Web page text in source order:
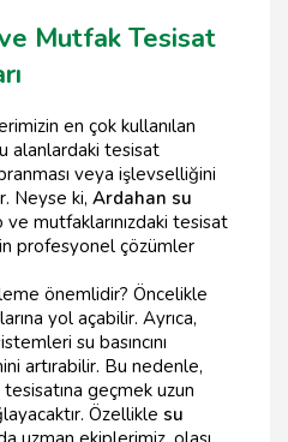
Mutfak Tesisat
en çok kullanılan
alanlardaki tesisat
veya işlevselliğini
Neyse ki, Ardahan su
mutfaklarınızdaki tesisat
profesyonel çözümler
önemlidir? Öncelikle
yol açabilir. Ayrıca,
su basıncını
artırabilir. Bu nedenle,
geçmek uzun
Özellikle su